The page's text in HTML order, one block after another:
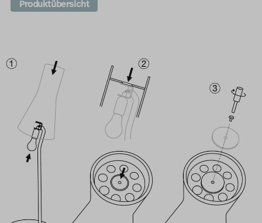
Produktübersicht